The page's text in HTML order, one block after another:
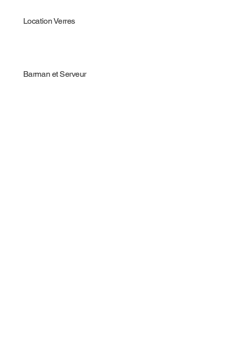
Location Verres
Barman et Serveur